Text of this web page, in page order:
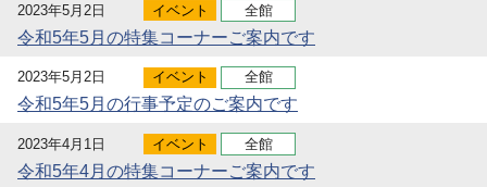
2023年5月2日 イベント 全館
令和5年5月の特集コーナーご案内です
2023年5月2日 イベント 全館
令和5年5月の行事予定のご案内です
2023年4月1日 イベント 全館
令和5年4月の特集コーナーご案内です